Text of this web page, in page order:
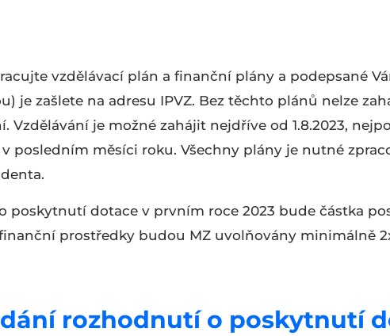
vzdělávací plán a finanční plány a podepsané
je zašlete na adresu IPVZ. Bez těchto plánů nelze
Vzdělávání je možné zahájit nejdříve od 1.8.2023,
posledním měsíci roku. Všechny plány je nutné
poskytnutí dotace v prvním roce 2023 bude částka
prostředky budou MZ uvolňovány minimálně
rozhodnutí o poskytnutí